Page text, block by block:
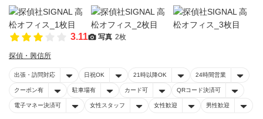
3.11 写真 2枚
探偵・興信所
出張・訪問対応 日祝OK 21時以降OK 24時間営業
クーポン有 駐車場有 カード可 QRコード決済可
電子マネー決済可 女性スタッフ 女性歓迎 男性歓迎